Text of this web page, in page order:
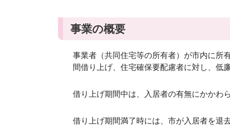
事業の概要
事業者（共同住宅等の所有者）が市内に所
間借り上げ、住宅確保要配慮者に対し、低
借り上げ期間中は、入居者の有無にかかわ
借り上げ期間満了時には、市が入居者を退